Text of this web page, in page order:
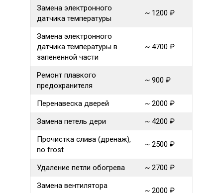
Замена электронного
датчика температуры
~ 1200 ₽
Замена электронного
датчика температуры в
запененной части
~ 4700 ₽
Ремонт плавкого
предохранителя
~ 900 ₽
Перенавеска дверей
~ 2000 ₽
Замена петель дери
~ 4200 ₽
Прочистка слива (дренаж),
no frost
~ 2500 ₽
Удаление петли обогрева
~ 2700 ₽
Замена вентилятора
~ 2000 ₽